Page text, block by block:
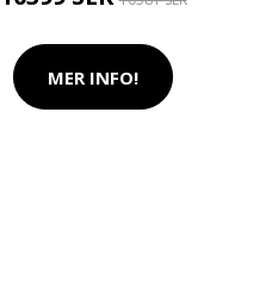
MER INFO!